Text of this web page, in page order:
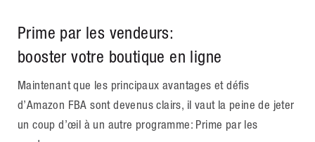
Prime par les vendeurs:
booster votre boutique en ligne
Maintenant que les principaux avantages et défis
d’Amazon FBA sont devenus clairs, il vaut la peine de jeter
un coup d’œil à un autre programme: Prime par les